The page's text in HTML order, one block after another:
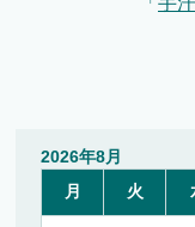
2026年8月
月
火